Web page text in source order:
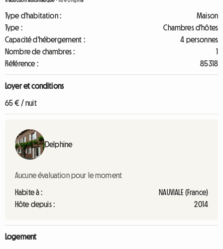
Type d'habitation :
Maison
Type :
Chambres d'hôtes
Capacité d'hébergement :
4 personnes
Nombre de chambres :
1
Référence :
85318
Loyer et conditions
65 € / nuit
Delphine
Aucune évaluation pour le moment
Habite à :
NAUVIALE (France)
Hôte depuis :
2014
Logement